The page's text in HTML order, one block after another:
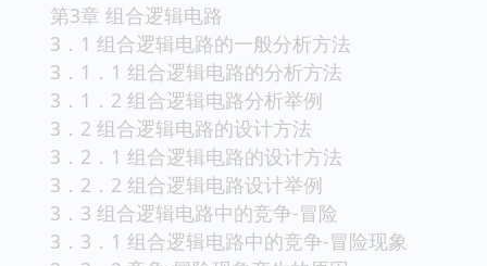
第3章 组合逻辑电路
3．1 组合逻辑电路的一般分析方法
3．1．1 组合逻辑电路的分析方法
3．1．2 组合逻辑电路分析举例
3．2 组合逻辑电路的设计方法
3．2．1 组合逻辑电路的设计方法
3．2．2 组合逻辑电路设计举例
3．3 组合逻辑电路中的竞争-冒险
3．3．1 组合逻辑电路中的竞争-冒险现象